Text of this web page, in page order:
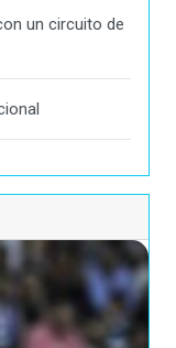
un circuito de